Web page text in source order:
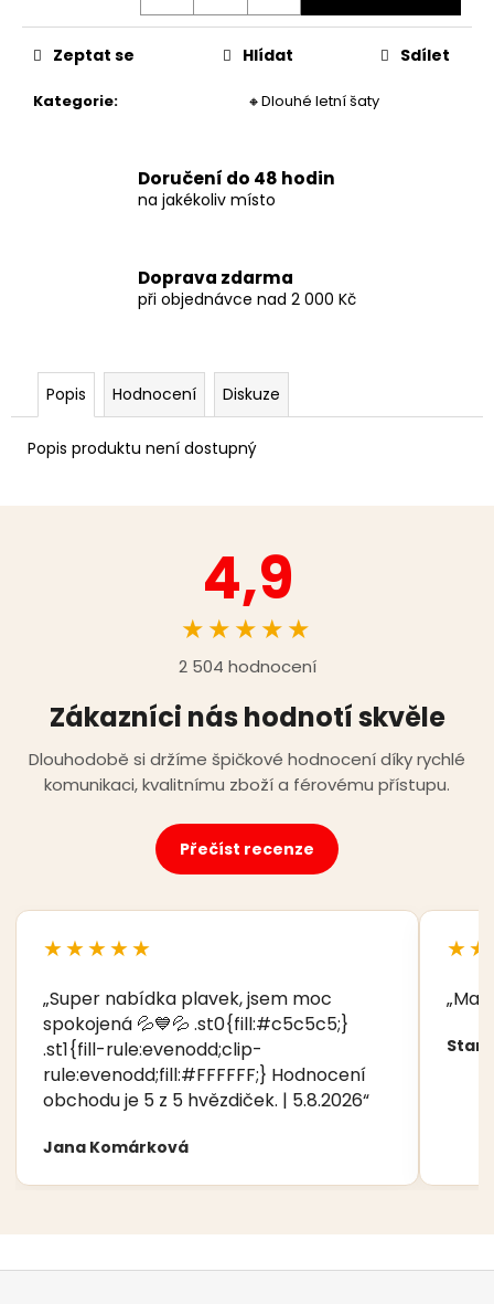
Kategorie: 🔸Dlouhé letní šaty
Zeptat se Hlídat Sdílet
Doručení do 48 hodin
na jakékoliv místo
Doprava zdarma
při objednávce nad 2 000 Kč
Popis Hodnocení Diskuze
Popis produktu není dostupný
Kč
4,9
★★★★★
2 504 hodnocení
Zákazníci nás hodnotí skvěle
Dlouhodobě si držíme špičkové hodnocení díky rychlé
komunikaci, kvalitnímu zboží a férovému přístupu.
Přečíst recenze
★★★★★
„Super nabídka plavek, jsem moc
spokojená 💦💙💦 .st0{fill:#c5c5c5;}
.st1{fill-rule:evenodd;clip-
rule:evenodd;fill:#FFFFFF;} Hodnocení
obchodu je 5 z 5 hvězdiček. | 5.8.2026“
Jana Komárková